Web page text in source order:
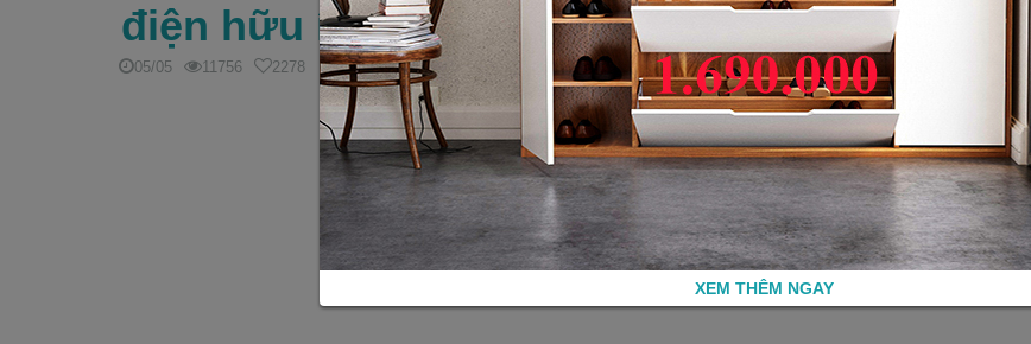
điện hữu ích nhất
05/05 11756 2278
XEM THÊM NGAY